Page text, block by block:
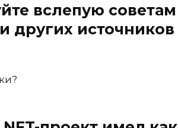
вслепую советам
других источников